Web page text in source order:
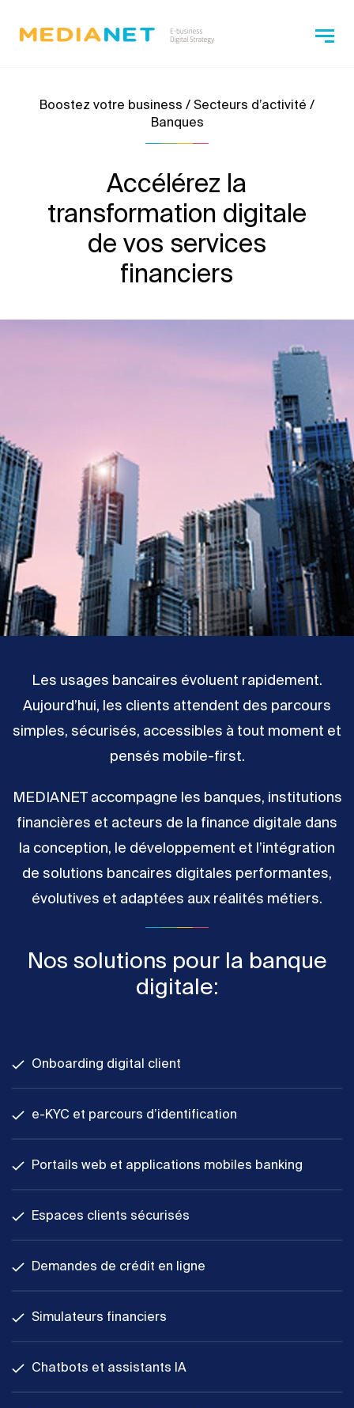
Boostez votre business / Secteurs d’activité /
Banques
Accélérez la
transformation digitale
de vos services
financiers
Les usages bancaires évoluent rapidement.
Aujourd’hui, les clients attendent des parcours
simples, sécurisés, accessibles à tout moment et
pensés mobile-first.
MEDIANET accompagne les banques, institutions
financières et acteurs de la finance digitale dans
la conception, le développement et l’intégration
de solutions bancaires digitales performantes,
évolutives et adaptées aux réalités métiers.
Nos solutions pour la banque
digitale:
Onboarding digital client
e-KYC et parcours d’identification
Portails web et applications mobiles banking
Espaces clients sécurisés
Demandes de crédit en ligne
Simulateurs financiers
Chatbots et assistants IA